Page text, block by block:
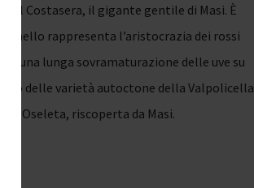
Costasera, il gigante gentile di Masi. È
rappresenta l’aristocrazia dei rossi
una lunga sovramaturazione delle uve su
delle varietà autoctone della Valpolicella
Oseleta, riscoperta da Masi.